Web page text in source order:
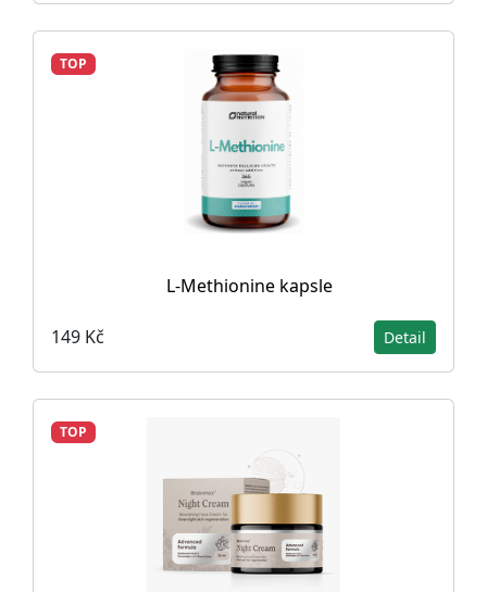
TOP
L-Methionine kapsle
149 Kč Detail
TOP